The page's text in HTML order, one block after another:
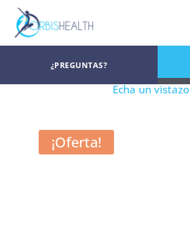
¿PREGUNTAS?
Echa un vistazo
¡Oferta!